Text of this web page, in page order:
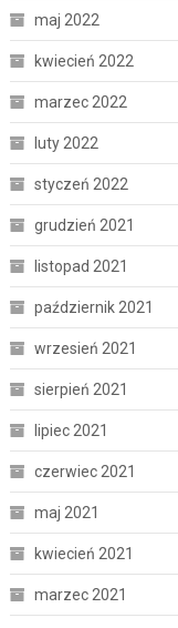
maj 2022
kwiecień 2022
marzec 2022
luty 2022
styczeń 2022
grudzień 2021
listopad 2021
październik 2021
wrzesień 2021
sierpień 2021
lipiec 2021
czerwiec 2021
maj 2021
kwiecień 2021
marzec 2021